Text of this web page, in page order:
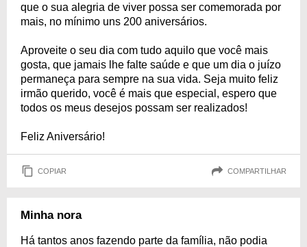
que o sua alegria de viver possa ser comemorada por
mais, no mínimo uns 200 aniversários.
Aproveite o seu dia com tudo aquilo que você mais
gosta, que jamais lhe falte saúde e que um dia o juízo
permaneça para sempre na sua vida. Seja muito feliz
irmão querido, você é mais que especial, espero que
todos os meus desejos possam ser realizados!
Feliz Aniversário!
COPIAR COMPARTILHAR
Minha nora
Há tantos anos fazendo parte da família, não podia